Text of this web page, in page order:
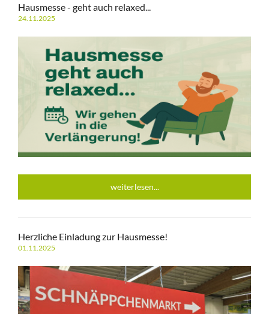
Hausmesse - geht auch relaxed...
24.11.2025
weiterlesen...
Herzliche Einladung zur Hausmesse!
01.11.2025